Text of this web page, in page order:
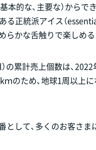
本的な、主要な）から
る正統派アイス（
らかな舌触りで楽しめ
の累計売上個数は、
のため、地球1周以上
して、多くのお客さま